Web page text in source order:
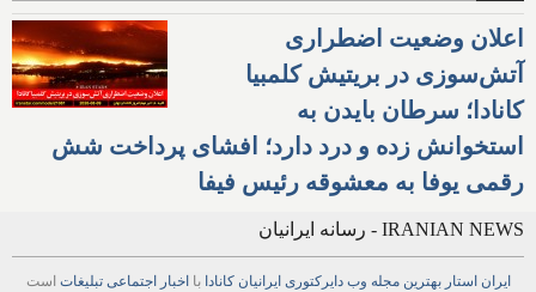
اعلان وضعیت اضطراری
آتش‌سوزی در بریتیش کلمبیا
کانادا؛ سرطان بایدن به
استخوانش زده و درد دارد؛ افشای پرداخت شش
رقمی یوفا به معشوقه رئیس فیفا
IRANIAN NEWS - رسانه ایرانیان
ایران استار بهترین مجله وب دایرکتوری ایرانیان کانادا با اخبار اجتماعی تبلیغات است